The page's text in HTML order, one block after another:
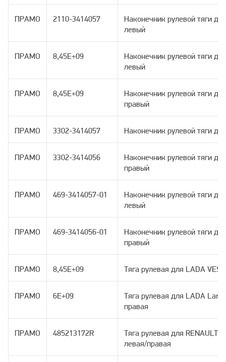
ПРАМО 2110-3414057
Наконечник рулевой тяги
левый
ПРАМО 8,45E+09
Наконечник рулевой тяги
левый
ПРАМО 8,45E+09
Наконечник рулевой тяги
правый
ПРАМО 3302-3414057 Наконечник рулевой тяги
ПРАМО 3302-3414056
Наконечник рулевой тяги
правый
ПРАМО 469-3414057-01
Наконечник рулевой тяги
левый
ПРАМО 469-3414056-01
Наконечник рулевой тяги
правый
ПРАМО 8,45E+09 Тяга рулевая для LADA
ПРАМО 6E+09
Тяга рулевая для LADA
правая
ПРАМО 485213172R
Тяга рулевая для RENAULT
левая/правая